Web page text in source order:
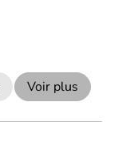
Voir plus